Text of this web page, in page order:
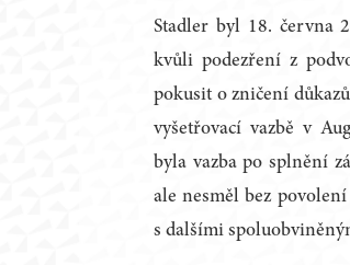
Stadler byl 18. června
kvůli podezření z
pokusit o zničení
vyšetřovací vazbě v
byla vazba po splnění
ale nesměl bez
s dalšími